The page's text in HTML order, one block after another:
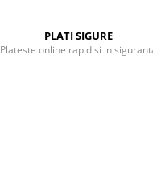
PLATI SIGURE
Plateste online rapid si in